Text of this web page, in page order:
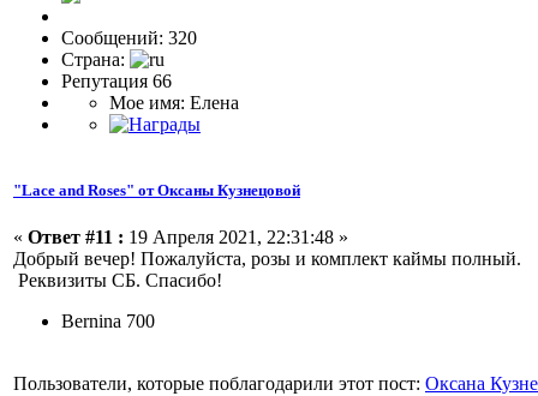
Сообщений: 320
Страна:
Репутация 66
Мое имя: Елена
"Lace and Roses" от Оксаны Кузнецовой
« Ответ #11 : 19 Апреля 2021, 22:31:48 »
Добрый вечер! Пожалуйста, розы и комплект каймы полный.
Реквизиты СБ. Спасибо!
Bernina 700
Пользователи, которые поблагодарили этот пост: Оксана